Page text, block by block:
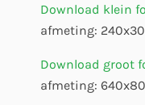
Download klein
afmeting:
Download groot
afmeting: